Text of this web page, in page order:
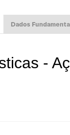
Dados
-